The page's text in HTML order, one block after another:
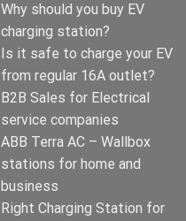
Why should you buy EV
charging station?
Is it safe to charge your EV
from regular 16A outlet?
B2B Sales for Electrical
service companies
ABB Terra AC – Wallbox
stations for home and
business
Right Charging Station for